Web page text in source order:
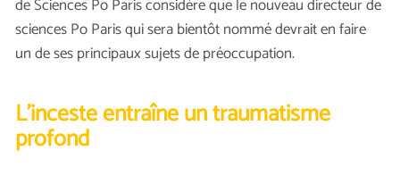
de Sciences Po Paris considère que le nouveau directeur de
sciences Po Paris qui sera bientôt nommé devrait en faire
un de ses principaux sujets de préoccupation.
L’inceste entraîne un traumatisme
profond